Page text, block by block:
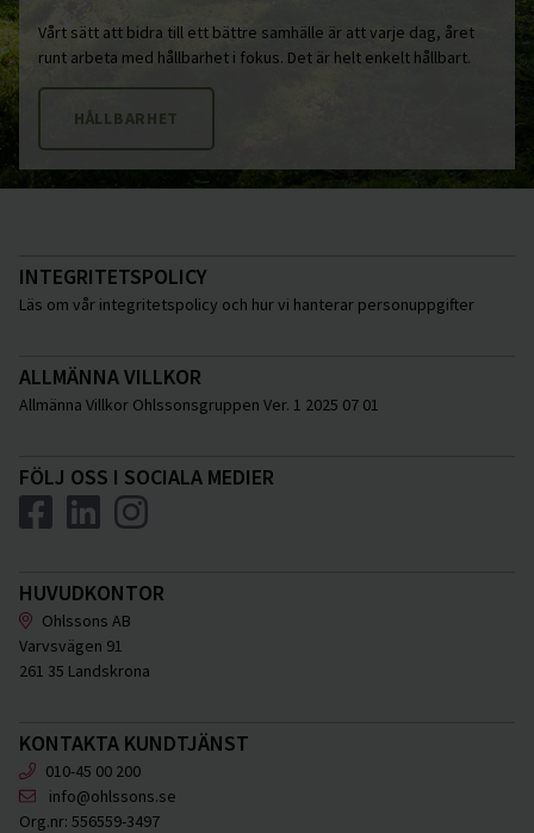
Vårt sätt att bidra till ett bättre samhälle är att varje dag, året
runt arbeta med hållbarhet i fokus. Det är helt enkelt hållbart.
HÅLLBARHET
INTEGRITETSPOLICY
Läs om vår integritetspolicy och hur vi hanterar personuppgifter
ALLMÄNNA VILLKOR
Allmänna Villkor Ohlssonsgruppen Ver. 1 2025 07 01
FÖLJ OSS I SOCIALA MEDIER
HUVUDKONTOR
Ohlssons AB
Varvsvägen 91
261 35 Landskrona
KONTAKTA KUNDTJÄNST
010-45 00 200
info@ohlssons.se
Org.nr: 556559-3497